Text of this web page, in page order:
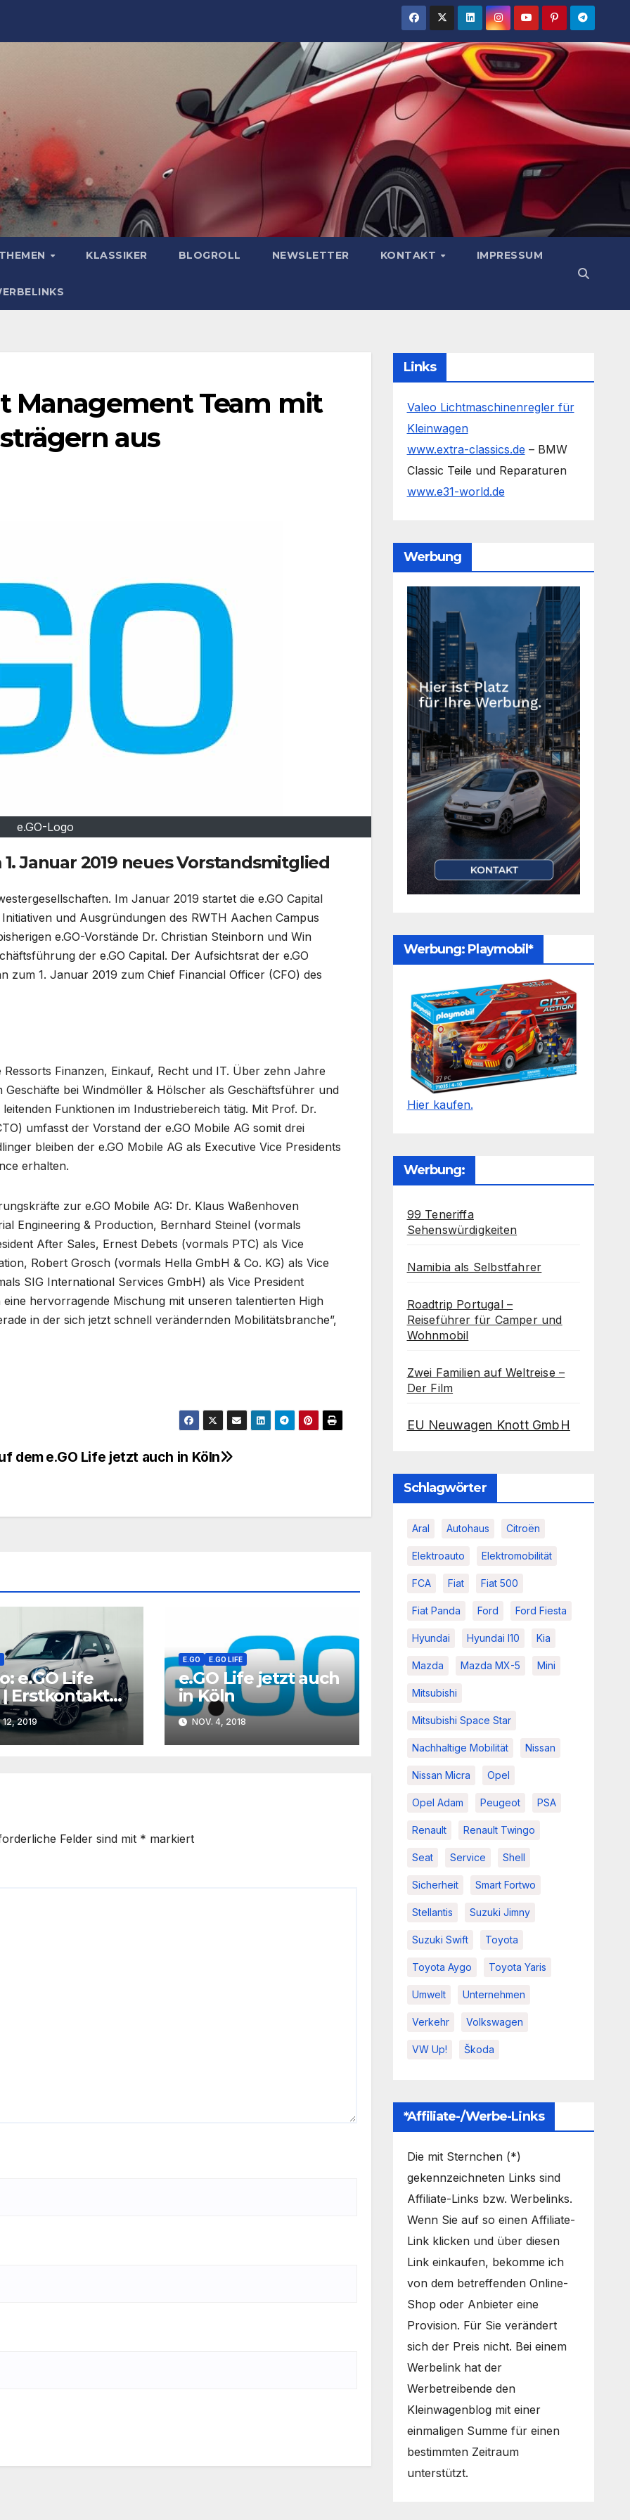
KLASSIKER BLOGROLL NEWSLETTER KONTAKT IMPRESSUM
Management Team mit
aus
e.GO-Logo
Januar 2019 neues Vorstandsmitglied
Im Januar 2019 startet die e.GO Capital
und Ausgründungen des RWTH Aachen Campus
e.GO-Vorstände Dr. Christian Steinborn und Win
der e.GO Capital. Der Aufsichtsrat der e.GO
zum 1. Januar 2019 zum Chief Financial Officer (CFO) des
Finanzen, Einkauf, Recht und IT. Über zehn Jahre
bei Windmöller & Hölscher als Geschäftsführer und
Funktionen im Industriebereich tätig. Mit Prof. Dr.
umfasst der Vorstand der e.GO Mobile AG somit drei
bleiben der e.GO Mobile AG als Executive Vice Presidents
erhalten.
zur e.GO Mobile AG: Dr. Klaus Waßenhoven
Engineering & Production, Bernhard Steinel (vormals
After Sales, Ernest Debets (vormals PTC) als Vice
Robert Grosch (vormals Hella GmbH & Co. KG) als Vice
SIG International Services GmbH) als Vice President
hervorragende Mischung mit unseren talentierten High
in der sich jetzt schnell verändernden Mobilitätsbranche”,
e.GO Life jetzt auch in Köln
dem
e.GO Life
| Erstkontakt
Genfer
|
2019
E.GO E.GO LIFE
e.GO Life jetzt auch
in Köln
NOV. 4, 2018
Felder sind mit * markiert
Links
Valeo Lichtmaschinenregler für
Kleinwagen
www.extra-classics.de – BMW
Classic Teile und Reparaturen
www.e31-world.de
Werbung
Werbung: Playmobil*
Hier kaufen.
Werbung:
99 Teneriffa
Sehenswürdigkeiten
Namibia als Selbstfahrer
Roadtrip Portugal –
Reiseführer für Camper und
Wohnmobil
Zwei Familien auf Weltreise –
Der Film
EU Neuwagen Knott GmbH
Schlagwörter
Aral Autohaus Citroën
Elektroauto Elektromobilität
FCA Fiat Fiat 500
Fiat Panda Ford Ford Fiesta
Hyundai Hyundai I10 Kia
Mazda Mazda MX-5 Mini
Mitsubishi
Mitsubishi Space Star
Nachhaltige Mobilität Nissan
Nissan Micra Opel
Opel Adam Peugeot PSA
Renault Renault Twingo
Seat Service Shell
Sicherheit Smart Fortwo
Stellantis Suzuki Jimny
Suzuki Swift Toyota
Toyota Aygo Toyota Yaris
Umwelt Unternehmen
Verkehr Volkswagen
VW Up! Škoda
*Affiliate-/Werbe-Links
Die mit Sternchen (*)
gekennzeichneten Links sind
Affiliate-Links bzw. Werbelinks.
Wenn Sie auf so einen Affiliate-
Link klicken und über diesen
Link einkaufen, bekomme ich
von dem betreffenden Online-
Shop oder Anbieter eine
Provision. Für Sie verändert
sich der Preis nicht. Bei einem
Werbelink hat der
Werbetreibende den
Kleinwagenblog mit einer
einmaligen Summe für einen
bestimmten Zeitraum
unterstützt.